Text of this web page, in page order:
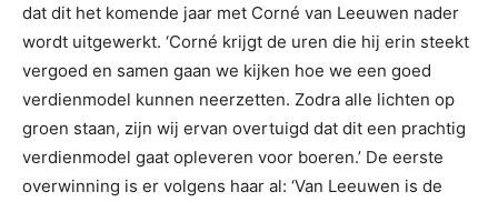
dat dit het komende jaar met Corné van Leeuwen nader
wordt uitgewerkt. ‘Corné krijgt de uren die hij erin steekt
vergoed en samen gaan we kijken hoe we een goed
verdienmodel kunnen neerzetten. Zodra alle lichten op
groen staan, zijn wij ervan overtuigd dat dit een prachtig
verdienmodel gaat opleveren voor boeren.’ De eerste
overwinning is er volgens haar al: ‘Van Leeuwen is de